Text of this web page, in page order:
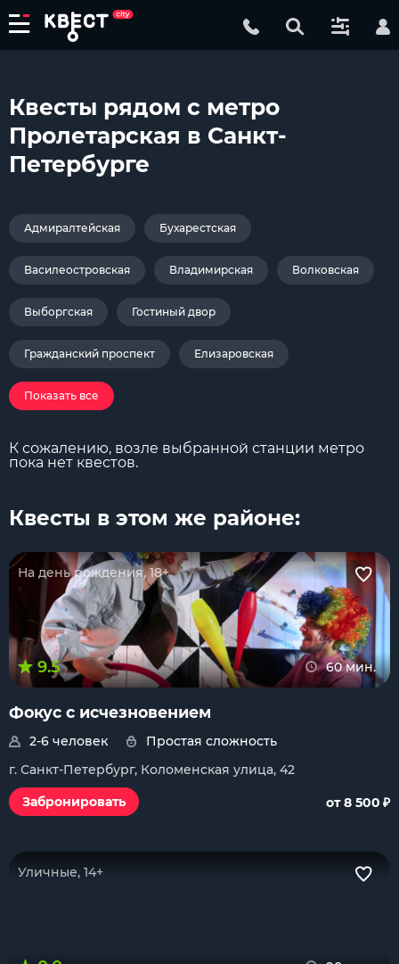
Квесты рядом с метро
Пролетарская в Санкт-
Петербурге
Адмиралтейская Бухарестская
Василеостровская Владимирская Волковская
Выборгская Гостиный двор
Гражданский проспект Елизаровская
Показать все
К сожалению, возле выбранной станции метро
пока нет квестов.
Квесты в этом же районе:
На день рождения, 18+
9.5 60 мин.
Фокус с исчезновением
2-6 человек
Простая сложность
г. Санкт-Петербург, Коломенская улица, 42
Забронировать
от 8 500 ₽
Уличные, 14+